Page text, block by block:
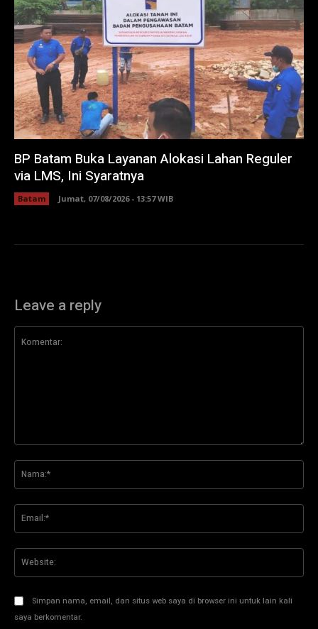
BP Batam Buka Layanan Alokasi Lahan Reguler
via LMS, Ini Syaratnya
Batam Jumat, 07/08/2026 - 13:57 WIB
Leave a reply
Simpan nama, email, dan situs web saya di browser ini untuk lain kali
saya berkomentar.